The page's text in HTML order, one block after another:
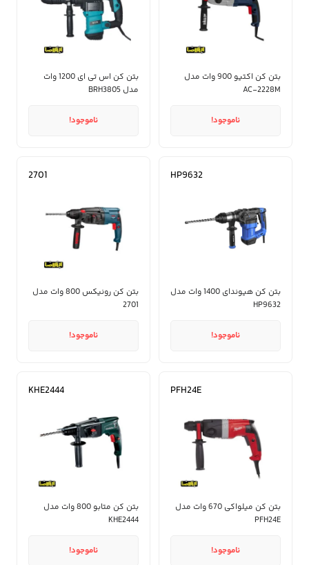
بتن کن اکتیو 900 وات مدل
AC-2228M
ناموجود!
بتن کن اس تی ای 1200 وات
مدل BRH3805
ناموجود!
HP9632
بتن کن هیوندای 1400 وات مدل
HP9632
ناموجود!
2701
بتن کن رونیکس 800 وات مدل
2701
ناموجود!
PFH24E
بتن کن میلواکی 670 وات مدل
PFH24E
ناموجود!
KHE2444
بتن کن متابو 800 وات مدل
KHE2444
ناموجود!